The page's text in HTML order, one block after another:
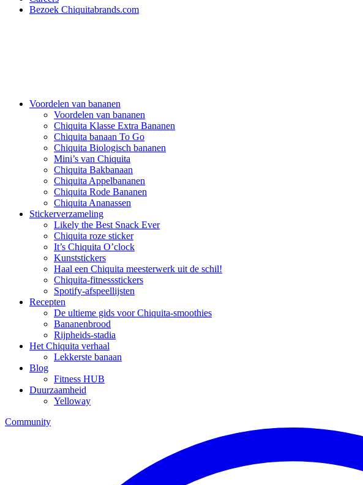
Bezoek Chiquitabrands.com
Voordelen van bananen
Voordelen van bananen
Chiquita Klasse Extra Bananen
Chiquita banaan To Go
Chiquita Biologisch bananen
Mini’s van Chiquita
Chiquita Bakbanaan
Chiquita Appelbananen
Chiquita Rode Bananen
Chiquita Ananassen
Stickerverzameling
Likely the Best Snack Ever
Chiquita roze sticker
It’s Chiquita O’clock
Kunststickers
Haal een Chiquita meesterwerk uit de schil!
Chiquita-fitnessstickers
Spotify-afspeellijsten
Recepten
De ultieme gids voor Chiquita-smoothies
Bananenbrood
Rijpheids-stadia
Het Chiquita verhaal
Lekkerste banaan
Blog
Fitness HUB
Duurzaamheid
Yelloway
Community